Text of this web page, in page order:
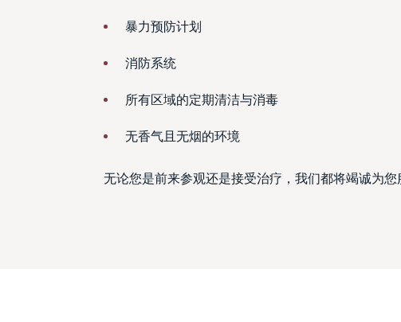
暴力预防计划
消防系统
所有区域的定期清洁与消毒
无香气且无烟的环境
无论您是前来参观还是接受治疗，我们都将竭诚为您